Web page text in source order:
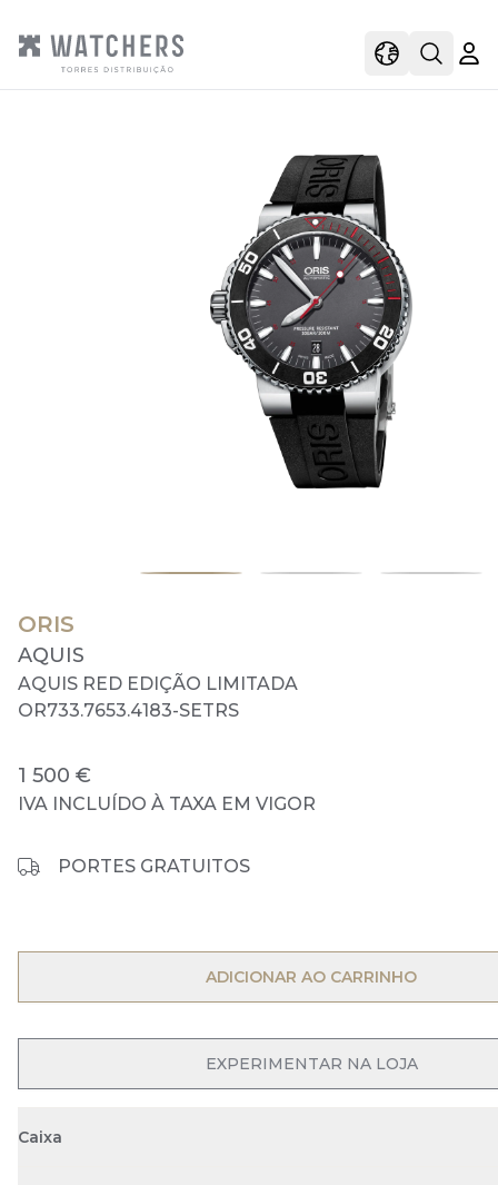
viewOpen
ORIS
AQUIS
AQUIS RED EDIÇÃO LIMITADA
OR733.7653.4183-SETRS
1 500 €
IVA INCLUÍDO À TAXA EM VIGOR
PORTES GRATUITOS
OPEN MENU
ADICIONAR AO CARRINHO
EXPERIMENTAR NA LOJA
Caixa